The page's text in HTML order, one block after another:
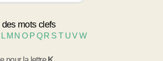
mots clefs
L M NO P Q R S T UVW